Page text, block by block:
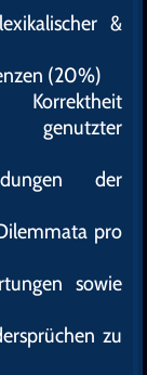
&
(20%)
genutzter
der
pro
sowie
zu